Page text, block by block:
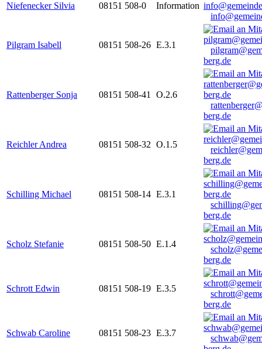
Niefenecker Silvia 08151 508-0
Information
Pilgram Isabell 08151 508-26 E.3.1
berg.de
Rattenberger Sonja 08151 508-41
O.2.6
berg.de
Reichler Andrea 08151 508-32 O.1.5
berg.de
Schilling Michael 08151 508-14 E.3.1
berg.de
Scholz Stefanie 08151 508-50 E.1.4
berg.de
Schrott Edwin 08151 508-19 E.3.5
berg.de
Schwab Caroline 08151 508-23 E.3.7